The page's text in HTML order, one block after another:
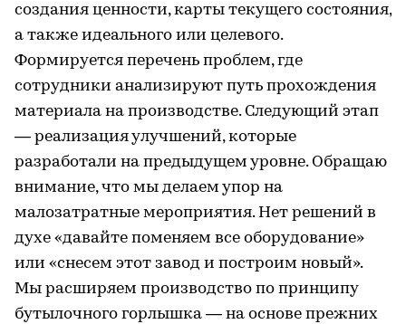
создания ценности, карты текущего состояния,
а также идеального или целевого.
Формируется перечень проблем, где
сотрудники анализируют путь прохождения
материала на производстве. Следующий этап
— реализация улучшений, которые
разработали на предыдущем уровне. Обращаю
внимание, что мы делаем упор на
малозатратные мероприятия. Нет решений в
духе «давайте поменяем все оборудование»
или «снесем этот завод и построим новый».
Мы расширяем производство по принципу
бутылочного горлышка — на основе прежних